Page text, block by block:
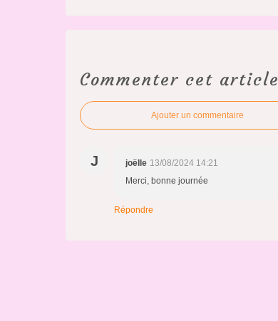
Commenter cet article
Ajouter un commentaire
J joëlle 13/08/2024 14:21
Merci, bonne journée
Répondre